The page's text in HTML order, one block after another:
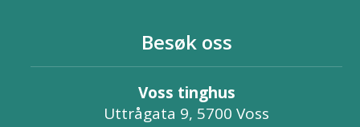
Besøk oss
Voss tinghus
Uttrågata 9, 5700 Voss